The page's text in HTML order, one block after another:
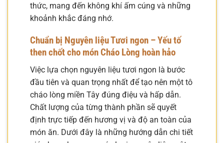
thức, mang đến không khí ấm cúng và những
khoảnh khắc đáng nhớ.
Chuẩn bị Nguyên liệu Tươi ngon – Yếu tố
then chốt cho món Cháo Lòng hoàn hảo
Việc lựa chọn nguyên liệu tươi ngon là bước
đầu tiên và quan trọng nhất để tạo nên một tô
cháo lòng miền Tây đúng điệu và hấp dẫn.
Chất lượng của từng thành phần sẽ quyết
định trực tiếp đến hương vị và độ an toàn của
món ăn. Dưới đây là những hướng dẫn chi tiết